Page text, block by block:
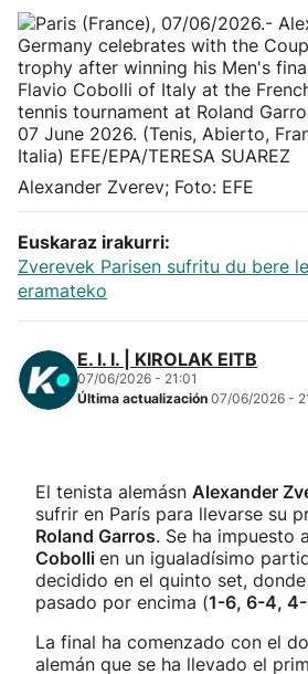
Baloncesto
Ciclismo
Herri-kirolak
Balonmano
Kirolak 360
Atletismo
Carreras de montaña
"Helmuga"
Alexander Zverev; Foto: EFE
Euskaraz irakurri:
Zverevek Parisen sufritu du bere
eramateko
E. I. I. | KIROLAK EITB
07/06/2026 - 21:01
Última actualización 07/06/2026 -
El tenista alemásn Alexander
sufrir en París para llevarse su
Roland Garros. Se ha impuesto
Cobolli en un igualadísimo
decidido en el quinto set,
pasado por encima (1-6, 6-4,
La final ha comenzado con el
alemán que se ha llevado el